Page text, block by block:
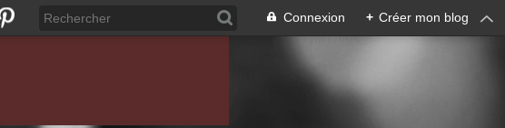
Connexion + Créer mon blog